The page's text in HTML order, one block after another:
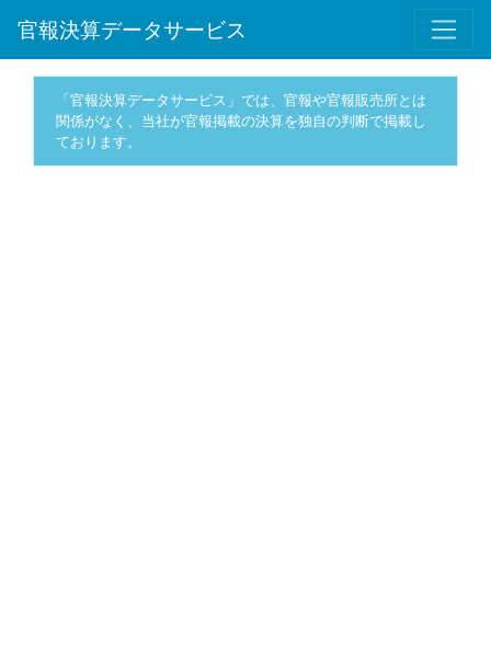
官報決算データサービス
「官報決算データサービス」では、官報や官報販売所とは
関係がなく、当社が官報掲載の決算を独自の判断で掲載し
ております。